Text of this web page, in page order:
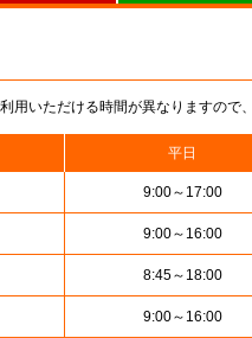
用いただける時間が異なりますので
平日
9:00～17:00
9:00～16:00
8:45～18:00
9:00～16:00